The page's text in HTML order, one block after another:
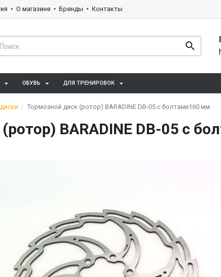
О магазине Бренды Контакты
ОБУВЬ ДЛЯ ТРЕНИРОВОК
Тормозной диск (ротор) BARADINE DB-05 с болтами160 мм
BARADINE DB-05 с